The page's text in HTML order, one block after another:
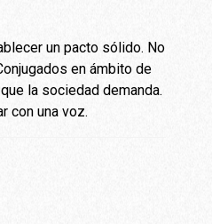
un pacto sólido. No
en ámbito de
la sociedad demanda.
con una voz.